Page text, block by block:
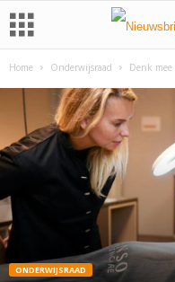
Home Onderwijsraad Denk
ONDERWIJSRAAD